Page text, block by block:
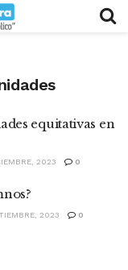
equitativas en
2023 0
2023 0